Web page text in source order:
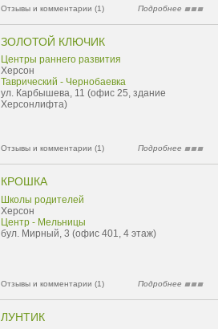
Отзывы и комментарии (1) Подробнее
ЗОЛОТОЙ КЛЮЧИК
Центры раннего развития
Херсон
Таврический - Чернобаевка
ул. Карбышева, 11 (офис 25, здание
Херсонлифта)
Отзывы и комментарии (1) Подробнее
КРОШКА
Школы родителей
Херсон
Центр - Мельницы
бул. Мирный, 3 (офис 401, 4 этаж)
Отзывы и комментарии (1) Подробнее
ЛУНТИК